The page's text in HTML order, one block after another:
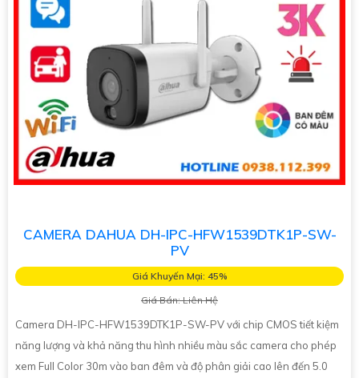
CAMERA DAHUA DH-IPC-HFW1539DTK1P-SW-
PV
Giá Khuyến Mại: 45%
Giá Bán: Liên Hệ
Camera DH-IPC-HFW1539DTK1P-SW-PV với chip CMOS tiết kiệm
năng lượng và khả năng thu hình nhiều màu sắc camera cho phép
xem Full Color 30m vào ban đêm và độ phân giải cao lên đến 5.0